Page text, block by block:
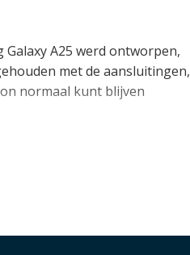
A25 werd ontworpen,
met de aansluitingen,
normaal kunt blijven